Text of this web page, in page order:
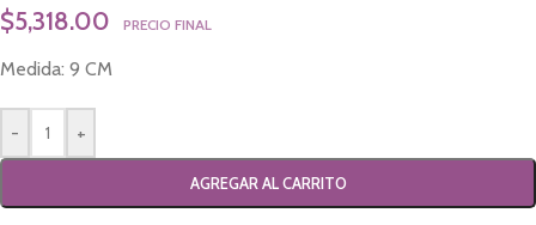
$5,318.00 PRECIO FINAL
Medida: 9 CM
- +
AGREGAR AL CARRITO